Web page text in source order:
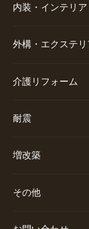
内装・インテリア
外構・エクステリ
介護リフォーム
耐震
増改築
その他